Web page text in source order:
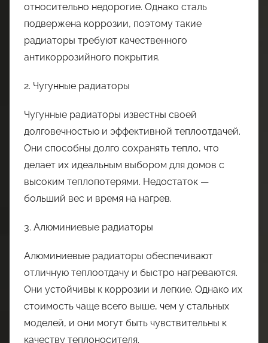
относительно недорогие. Однако сталь
подвержена коррозии, поэтому такие
радиаторы требуют качественного
антикоррозийного покрытия.
2. Чугунные радиаторы
Чугунные радиаторы известны своей
долговечностью и эффективной теплоотдачей.
Они способны долго сохранять тепло, что
делает их идеальным выбором для домов с
высоким теплопотерями. Недостаток —
больший вес и время на нагрев.
3. Алюминиевые радиаторы
Алюминиевые радиаторы обеспечивают
отличную теплоотдачу и быстро нагреваются.
Они устойчивы к коррозии и легкие. Однако их
стоимость чаще всего выше, чем у стальных
моделей, и они могут быть чувствительны к
качеству теплоносителя.